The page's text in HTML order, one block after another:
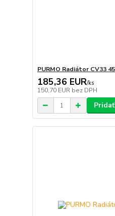
PURMO Radiátor CV33
185,36 EUR/ks
150,70 EUR bez DPH